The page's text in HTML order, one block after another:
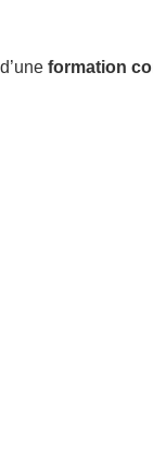
formation